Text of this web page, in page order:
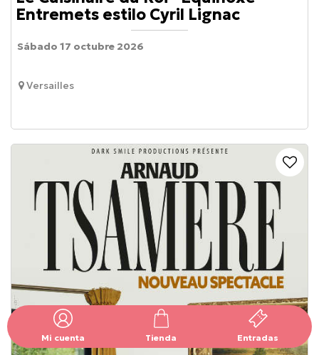
Mi cuenta Tienda Entradas
Entremets estilo Cyril Lignac
Versailles
Sábado 17 octubre 2026